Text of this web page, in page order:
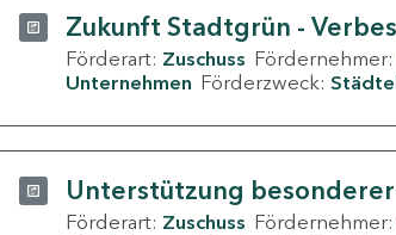
Zukunft Stadtgrün -
Förderart: Zuschuss Fördernehmer:
Unternehmen Förderzweck:
Unterstützung
Förderart: Zuschuss Fördernehmer: